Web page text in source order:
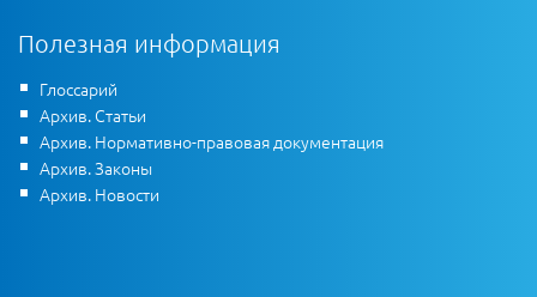
Полезная информация
Глоссарий
Архив. Статьи
Архив. Нормативно-правовая документация
Архив. Законы
Архив. Новости